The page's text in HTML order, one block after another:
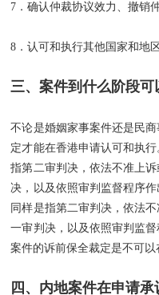
7．确认仲裁协议效力、撤销
8．认可和执行其他国家和地
三、案件到什么阶段
不论是婚姻家事案件还是民
定才能在香港申请认可和执
指第二审判决，依法不准上
决，以及依照审判监督程序
同样是指第二审判决，依法
一审判决，以及依照审判监
案件的诉前保全裁定是不可以
四、内地案件在申请